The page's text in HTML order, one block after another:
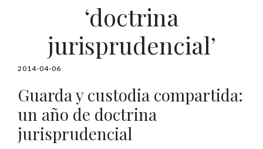
‘doctrina
jurisprudencial’
2014-04-06
Guarda y custodia compartida:
un año de doctrina
jurisprudencial